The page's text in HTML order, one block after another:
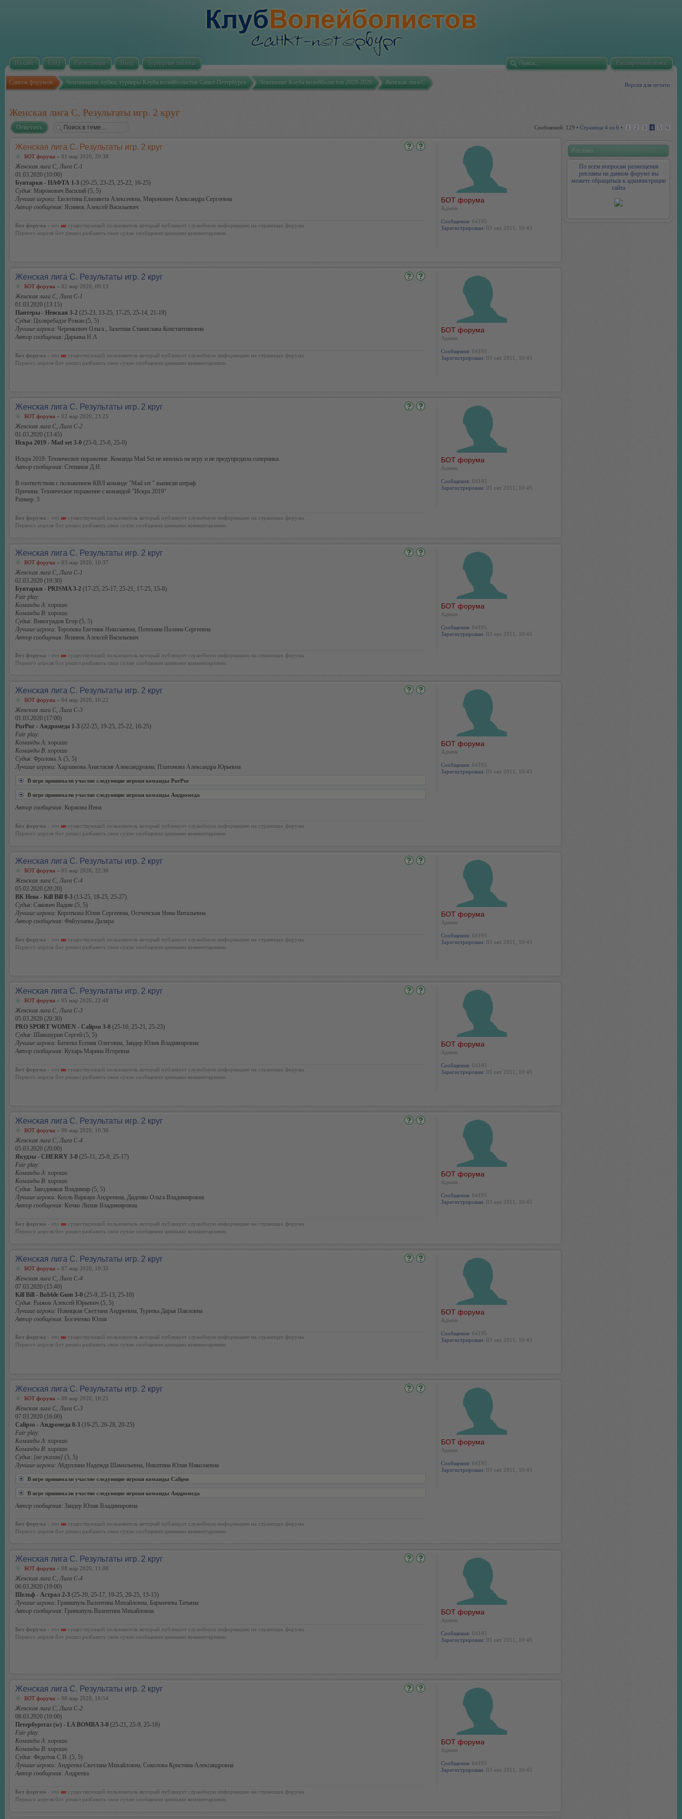
Расширенный поиск
На сайт FAQ Регистрация Вход Турнирная таблица
Версия для печати
Список форумов Чемпионаты, кубки, турниры Клуба волейболистов Санкт-Петербурга Чемпионат Клуба волейболистов 2019-2020 Женская лига С
Женская лига С. Результаты игр. 2 круг
Ответить Сообщений: 129 • Страница 4 из 6 • 1 2 3 4 5 6
Женская лига С. Результаты игр. 2 круг
БОТ форума » 01 мар 2020, 20:38
Женская лига С, Лига С-1
01.03.2020 (10:00)
Бунтарки - НАФТА 1-3 (20-25, 23-25, 25-22, 16-25)
Судья: Миронович Василий (5, 5)
Лучшие игроки: Евсютина Елизавета Алексеевна, Миронович Александра Сергеевна
Автор сообщения: Ясинюк Алексей Васильевич
Бот форума - это не существующий пользователь который публикует служебную информацию на страницах форума.
Первого апреля бот решил разбавить свои сухие сообщения ценными комментариями.
БОТ форума
Админ
Сообщения: 64195
Зарегистрирован: 03 окт 2011, 10:45
Женская лига С. Результаты игр. 2 круг
БОТ форума » 02 мар 2020, 09:13
Женская лига С, Лига С-1
01.03.2020 (13:15)
Пантеры - Невская 3-2 (25-23, 13-25, 17-25, 25-14, 21-19)
Судья: Цховребадзе Роман (5, 5)
Лучшие игроки: Черенкевич Ольга , Залетная Станислава Константиновна
Автор сообщения: Дарьина Н.А
Бот форума - это не существующий пользователь который публикует служебную информацию на страницах форума.
Первого апреля бот решил разбавить свои сухие сообщения ценными комментариями.
БОТ форума
Админ
Сообщения: 64195
Зарегистрирован: 03 окт 2011, 10:45
Женская лига С. Результаты игр. 2 круг
БОТ форума » 02 мар 2020, 23:25
Женская лига С, Лига С-2
01.03.2020 (13:45)
Искра 2019 - Mad set 3-0 (25-0, 25-0, 25-0)
Искра 2019: Техническое поражение. Команда Mad Set не явилась на игру и не предупредила соперника.
Автор сообщения: Степанов Д.Н.
В соответствии с положением КВЛ команде "Mad set " выписан штраф.
Причина: Техническое поражение с командой "Искра 2019"
Размер: 3
Бот форума - это не существующий пользователь который публикует служебную информацию на страницах форума.
Первого апреля бот решил разбавить свои сухие сообщения ценными комментариями.
БОТ форума
Админ
Сообщения: 64195
Зарегистрирован: 03 окт 2011, 10:45
Женская лига С. Результаты игр. 2 круг
БОТ форума » 03 мар 2020, 10:37
Женская лига С, Лига С-1
02.03.2020 (19:30)
Бунтарки - PRISMA 3-2 (17-25, 25-17, 25-21, 17-25, 15-8)
Fair play:
Команды А: хорошо
Команды В: хорошо
Судья: Виноградов Егор (5, 5)
Лучшие игроки: Торопова Евгения Николаевна, Потехина Полина Сергеевна
Автор сообщения: Ясинюк Алексей Васильевич
Бот форума - это не существующий пользователь который публикует служебную информацию на страницах форума.
Первого апреля бот решил разбавить свои сухие сообщения ценными комментариями.
БОТ форума
Админ
Сообщения: 64195
Зарегистрирован: 03 окт 2011, 10:45
Женская лига С. Результаты игр. 2 круг
БОТ форума » 04 мар 2020, 10:22
Женская лига С, Лига С-3
01.03.2020 (17:00)
PurPur - Андромеда 1-3 (22-25, 19-25, 25-22, 16-25)
Fair play:
Команды А: хорошо
Команды В: хорошо
Судья: Фролова А (5, 5)
Лучшие игроки: Харламова Анастасия Александровна, Платонова Александра Юрьевна
В игре принимали участие следующие игроки команды PurPur
В игре принимали участие следующие игроки команды Андромеда
Автор сообщения: Коржова Инна
Бот форума - это не существующий пользователь который публикует служебную информацию на страницах форума.
Первого апреля бот решил разбавить свои сухие сообщения ценными комментариями.
БОТ форума
Админ
Сообщения: 64195
Зарегистрирован: 03 окт 2011, 10:45
Женская лига С. Результаты игр. 2 круг
БОТ форума » 05 мар 2020, 22:36
Женская лига С, Лига С-4
05.03.2020 (20:20)
ВК Нева - Kill Bill 0-3 (13-25, 18-25, 25-27)
Судья: Сакович Вадим (5, 5)
Лучшие игроки: Короткова Юлия Сергеевна, Осеченская Нина Витальевна
Автор сообщения: Файзулаева Диляра
Бот форума - это не существующий пользователь который публикует служебную информацию на страницах форума.
Первого апреля бот решил разбавить свои сухие сообщения ценными комментариями.
БОТ форума
Админ
Сообщения: 64195
Зарегистрирован: 03 окт 2011, 10:45
Женская лига С. Результаты игр. 2 круг
БОТ форума » 05 мар 2020, 22:48
Женская лига С, Лига С-3
05.03.2020 (20:30)
PRO SPORT WOMEN - Calipso 3-0 (25-10, 25-21, 25-23)
Судья: Шамшурин Сергей (5, 5)
Лучшие игроки: Батяева Есения Олеговна, Зандер Юлия Владимировна
Автор сообщения: Кухарь Марина Игоревна
Бот форума - это не существующий пользователь который публикует служебную информацию на страницах форума.
Первого апреля бот решил разбавить свои сухие сообщения ценными комментариями.
БОТ форума
Админ
Сообщения: 64195
Зарегистрирован: 03 окт 2011, 10:45
Женская лига С. Результаты игр. 2 круг
БОТ форума » 06 мар 2020, 10:36
Женская лига С, Лига С-4
05.03.2020 (20:00)
Якудзы - CHERRY 3-0 (25-11, 25-9, 25-17)
Fair play:
Команды А: хорошо
Команды В: хорошо
Судья: Заводников Владимир (5, 5)
Лучшие игроки: Кооль Варвара Андреевна, Диденко Ольга Владимировна
Автор сообщения: Кичко Лилия Владимировна
Бот форума - это не существующий пользователь который публикует служебную информацию на страницах форума.
Первого апреля бот решил разбавить свои сухие сообщения ценными комментариями.
БОТ форума
Админ
Сообщения: 64195
Зарегистрирован: 03 окт 2011, 10:45
Женская лига С. Результаты игр. 2 круг
БОТ форума » 07 мар 2020, 19:35
Женская лига С, Лига С-4
07.03.2020 (15:40)
Kill Bill - Bubble Gum 3-0 (25-9, 25-13, 25-10)
Судья: Рыжов Алексей Юрьевич (5, 5)
Лучшие игроки: Новицкая Светлана Андреевна, Туреева Дарья Павловна
Автор сообщения: Богаченко Юлия
Бот форума - это не существующий пользователь который публикует служебную информацию на страницах форума.
Первого апреля бот решил разбавить свои сухие сообщения ценными комментариями.
БОТ форума
Админ
Сообщения: 64195
Зарегистрирован: 03 окт 2011, 10:45
Женская лига С. Результаты игр. 2 круг
БОТ форума » 08 мар 2020, 10:25
Женская лига С, Лига С-3
07.03.2020 (16:00)
Calipso - Андромеда 0-3 (19-25, 26-28, 20-25)
Fair play:
Команды А: хорошо
Команды В: хорошо
Судья: [не указан] (5, 5)
Лучшие игроки: Абдуллина Надежда Шамильевна, Никитина Юлия Николаевна
В игре принимали участие следующие игроки команды Calipso
В игре принимали участие следующие игроки команды Андромеда
Автор сообщения: Зандер Юлия Владимировна
Бот форума - это не существующий пользователь который публикует служебную информацию на страницах форума.
Первого апреля бот решил разбавить свои сухие сообщения ценными комментариями.
БОТ форума
Админ
Сообщения: 64195
Зарегистрирован: 03 окт 2011, 10:45
Женская лига С. Результаты игр. 2 круг
БОТ форума » 08 мар 2020, 11:08
Женская лига С, Лига С-4
06.03.2020 (19:00)
Шельф - Астрал 2-3 (25-20, 25-17, 19-25, 20-25, 13-15)
Лучшие игроки: Гриншпуль Валентина Михайловна, Бармичева Татьяна
Автор сообщения: Гриншпуль Валентина Михайловна
Бот форума - это не существующий пользователь который публикует служебную информацию на страницах форума.
Первого апреля бот решил разбавить свои сухие сообщения ценными комментариями.
БОТ форума
Админ
Сообщения: 64195
Зарегистрирован: 03 окт 2011, 10:45
Женская лига С. Результаты игр. 2 круг
БОТ форума » 08 мар 2020, 18:54
Женская лига С, Лига С-2
08.03.2020 (10:00)
Петербурггаз (w) - LA BOMBA 3-0 (25-21, 25-9, 25-18)
Fair play:
Команды А: хорошо
Команды В: хорошо
Судья: Федотов С.В. (5, 5)
Лучшие игроки: Андреева Светлана Михайловна, Соколова Кристина Александровна
Автор сообщения: Андреева
Бот форума - это не существующий пользователь который публикует служебную информацию на страницах форума.
Первого апреля бот решил разбавить свои сухие сообщения ценными комментариями.
БОТ форума
Админ
Сообщения: 64195
Зарегистрирован: 03 окт 2011, 10:45
Реклама
По всем вопросам размещения
рекламы на данном форуме вы
можете обращаться к администрации
сайта